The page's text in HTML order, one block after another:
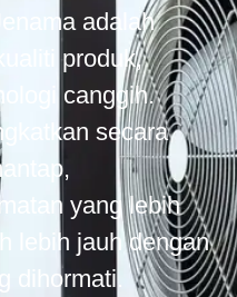
adalah
produk,
canggih.
secara
yang lebih
lebih jauh dengan
dihormati.